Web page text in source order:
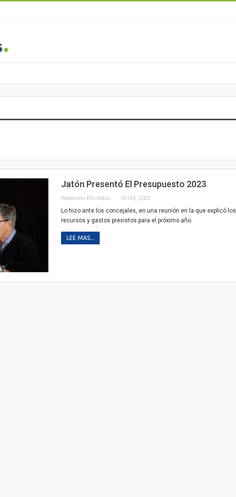
Jatón Presentó El Presupuesto 2023
Redacción RIO Noticias 19 Oct, 2022
Lo hizo ante los concejales, en una reunión en la que explicó los
recursos y gastos previstos para el próximo año.
LEE MAS...